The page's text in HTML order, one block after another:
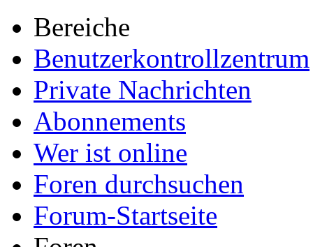
Bereiche
Benutzerkontrollzentrum
Private Nachrichten
Abonnements
Wer ist online
Foren durchsuchen
Forum-Startseite